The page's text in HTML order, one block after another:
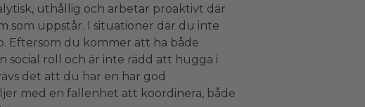
uthållig och arbetar proaktivt där
som uppstår. I situationer där du inte
Eftersom du kommer att ha både
social roll och är inte rädd att hugga i
det att du har en har god
med en fallenhet att koordinera, både